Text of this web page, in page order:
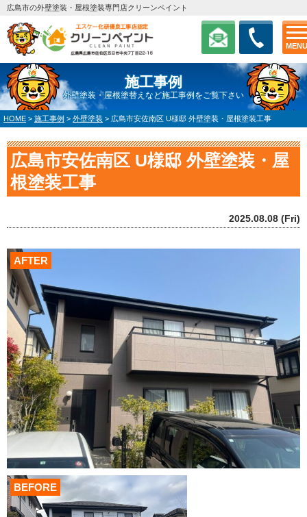
MENU
広島市の外壁塗装・屋根塗装専門店クリーンペイント
施工事例
外壁塗装・屋根塗替えなど施工事例をご覧下さい
HOME > 施工事例 > 外壁塗装 > 広島市安佐南区 U様邸 外壁塗装・屋根塗装工事
広島市安佐南区 U様邸 外壁塗装・屋
根塗装工事
2025.08.08 (Fri)
AFTER
BEFORE